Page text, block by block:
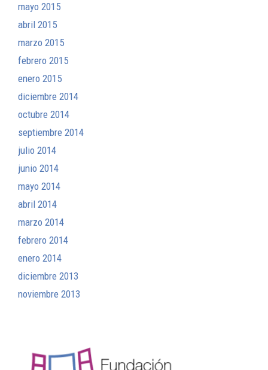
mayo 2015
abril 2015
marzo 2015
febrero 2015
enero 2015
diciembre 2014
octubre 2014
septiembre 2014
julio 2014
junio 2014
mayo 2014
abril 2014
marzo 2014
febrero 2014
enero 2014
diciembre 2013
noviembre 2013